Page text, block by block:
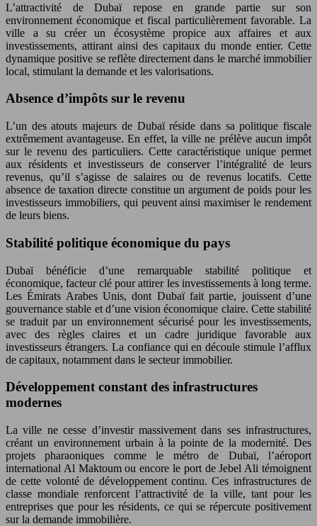
L’attractivité de Dubaï repose en grande partie sur son
environnement économique et fiscal particulièrement favorable. La
ville a su créer un écosystème propice aux affaires et aux
investissements, attirant ainsi des capitaux du monde entier. Cette
dynamique positive se reflète directement dans le marché immobilier
local, stimulant la demande et les valorisations.
Absence d’impôts sur le revenu
L’un des atouts majeurs de Dubaï réside dans sa politique fiscale
extrêmement avantageuse. En effet, la ville ne prélève aucun impôt
sur le revenu des particuliers. Cette caractéristique unique permet
aux résidents et investisseurs de conserver l’intégralité de leurs
revenus, qu’il s’agisse de salaires ou de revenus locatifs. Cette
absence de taxation directe constitue un argument de poids pour les
investisseurs immobiliers, qui peuvent ainsi maximiser le rendement
de leurs biens.
Stabilité politique économique du pays
Dubaï bénéficie d’une remarquable stabilité politique et
économique, facteur clé pour attirer les investissements à long terme.
Les Émirats Arabes Unis, dont Dubaï fait partie, jouissent d’une
gouvernance stable et d’une vision économique claire. Cette stabilité
se traduit par un environnement sécurisé pour les investissements,
avec des règles claires et un cadre juridique favorable aux
investisseurs étrangers. La confiance qui en découle stimule l’afflux
de capitaux, notamment dans le secteur immobilier.
Développement constant des infrastructures
modernes
La ville ne cesse d’investir massivement dans ses infrastructures,
créant un environnement urbain à la pointe de la modernité. Des
projets pharaoniques comme le métro de Dubaï, l’aéroport
international Al Maktoum ou encore le port de Jebel Ali témoignent
de cette volonté de développement continu. Ces infrastructures de
classe mondiale renforcent l’attractivité de la ville, tant pour les
entreprises que pour les résidents, ce qui se répercute positivement
sur la demande immobilière.